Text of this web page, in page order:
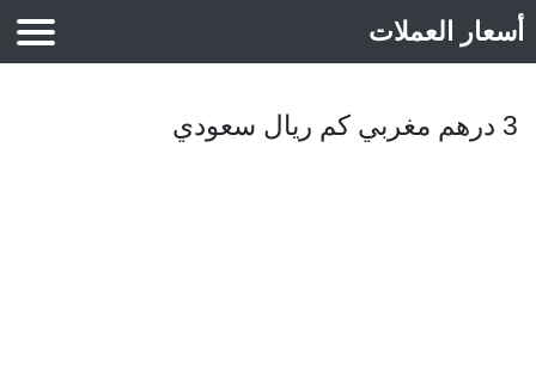
أسعار العملات
3 درهم مغربي كم ريال سعودي